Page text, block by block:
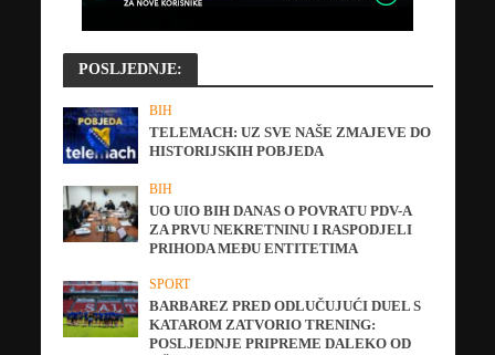
POSLJEDNJE:
BIH
TELEMACH: UZ SVE NAŠE ZMAJEVE DO
HISTORIJSKIH POBJEDA
BIH
UO UIO BIH DANAS O POVRATU PDV-A
ZA PRVU NEKRETNINU I RASPODJELI
PRIHODA MEĐU ENTITETIMA
SPORT
BARBAREZ PRED ODLUČUJUĆI DUEL S
KATAROM ZATVORIO TRENING:
POSLJEDNJE PRIPREME DALEKO OD